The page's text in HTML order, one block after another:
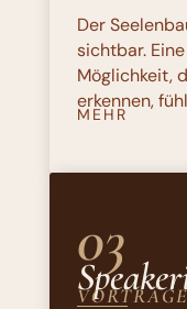
Der
sichtbar.
Möglichkeit,
erkennen,
MEHR
03